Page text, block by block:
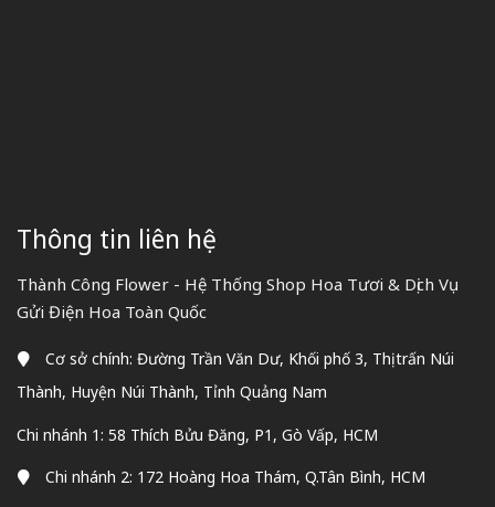
Thông tin liên hệ
Thành Công Flower - Hệ Thống Shop Hoa Tươi & Dịch Vụ
Gửi Điện Hoa Toàn Quốc
Cơ sở chính: Đường Trần Văn Dư, Khối phố 3, Thị trấn Núi
Thành, Huyện Núi Thành, Tỉnh Quảng Nam
Chi nhánh 1: 58 Thích Bửu Đăng, P1, Gò Vấp, HCM
Chi nhánh 2: 172 Hoàng Hoa Thám, Q.Tân Bình, HCM